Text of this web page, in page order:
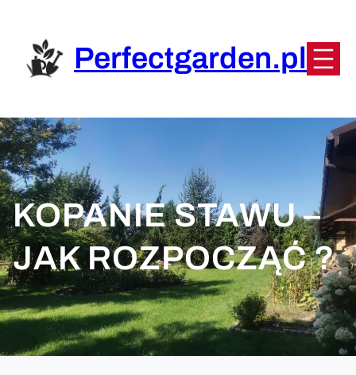
Perfectgarden.pl
KOPANIE STAWU –
JAK ROZPOCZĄĆ ?